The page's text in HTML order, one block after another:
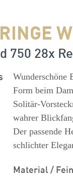
750 28x
Wunderschöne
Form beim
Solitär-
wahrer
Der passende
schlichter
Material /